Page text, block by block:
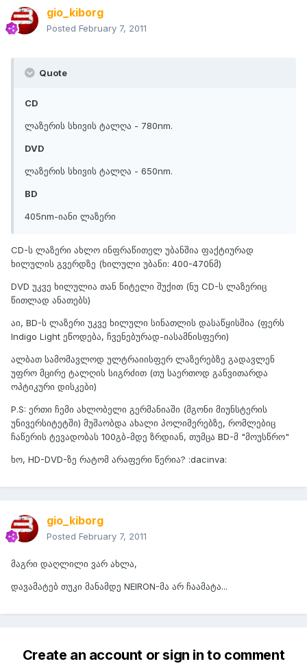
gio_kiborg
Posted February 7, 2011
Quote
CD
ლაზერის სხივის ტალღა - 780nm.
DVD
ლაზერის სხივის ტალღა - 650nm.
BD
405nm-იანი ლაზერი
CD-ს ლაზერი ახლო ინფრაწითელ უბანშია ფაქტიურად
ხილულის გვერდზე (ხილული უბანი: 400-470ნმ)
DVD უკვე ხილულია თან წიტელი შუქით (ნუ CD-ს ლაზერიც
წითლად ანათებს)
აი, BD-ს ლაზერი უკვე ხილული სინათლის დასაწყისშია (ფერს
Indigo Light ეწოდება, ჩვენებურად-იასამნისფერი)
ალბათ სამომავლოდ ულტრაიისფერ ლაზერებზე გადავლენ
უფრო მცირე ტალღის სიგრძით (თუ საერთოდ განვითარდა
ოპტიკური დისკები)
P.S: ერთი ჩემი ახლობელი გერმანიაში (მგონი მიუნსტერის
უნივერსიტეტში) მუშაობდა ახალი პოლიმერებზე, რომლებიც
ჩაწერის ტევადობას 100გბ-მდე ზრდიან, თუმცა BD-მ "მოუსწრო"
ხო, HD-DVD-ზე რატომ არაფერი წერია? :dacinva:
gio_kiborg
Posted February 7, 2011
მაგრი დაღლილი ვარ ახლა,
დავამატებ თუკი მანამდე NEIRON-მა არ ჩაამატა...
Create an account or sign in to comment